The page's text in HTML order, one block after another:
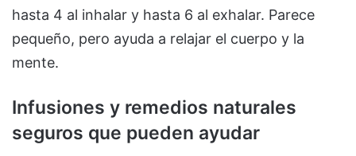
hasta 4 al inhalar y hasta 6 al exhalar. Parece
pequeño, pero ayuda a relajar el cuerpo y la
mente.
Infusiones y remedios naturales
seguros que pueden ayudar